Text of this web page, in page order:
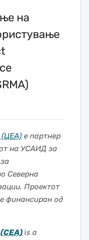
на
(ЦЕА)е партнер
на УСАИД за
Северна
Проектот
финансиран од
is a